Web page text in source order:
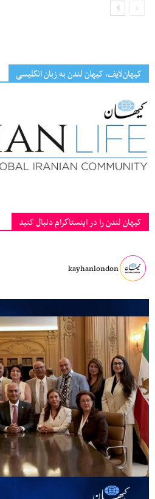
کیهان‌لایف، کیهان لندن به زبان انگلیسی
کیهان لندن را در اینستاگرام دنبال کنید
kayhanlondon